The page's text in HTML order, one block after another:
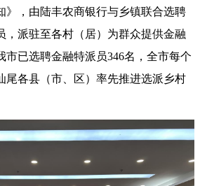
》，由陆丰农商银行与乡镇联合选聘
，派驻至各村（居）为群众提供金融
市已选聘金融特派员346名，全市每个
尾各县（市、区）率先推进选派乡村